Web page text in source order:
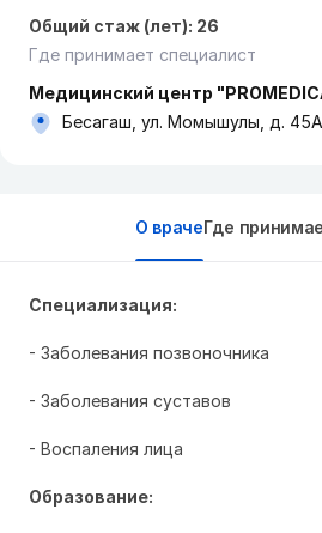
Общий стаж (лет): 26
Где принимает специалист
Медицинский центр
Бесагаш, ул. ​Момышулы, д. 45А
О врачеГде
Специализация:
- Заболевания позвоночника
- Заболевания суставов
- Воспаления лица
Образование: